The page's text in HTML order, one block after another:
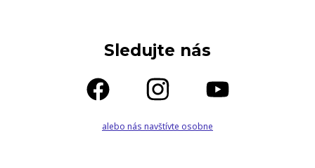
Sledujte nás
alebo nás navštívte osobne